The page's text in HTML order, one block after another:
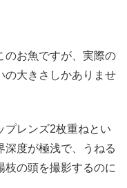
のお魚ですが、実際の
の大きさしかありませ
プレンズ2枚重ねとい
深度が極浅で、うねる
枝の頭を撮影するのに